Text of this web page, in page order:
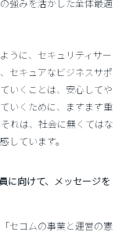
強みを活かした全体最適
うに、セキュリティサー
セキュアなビジネスサポ
いくことは、安心してや
いくために、ますます重
れは、社会に無くてはな
しています。
に向けて、メッセージを
セコムの事業と運営の憲